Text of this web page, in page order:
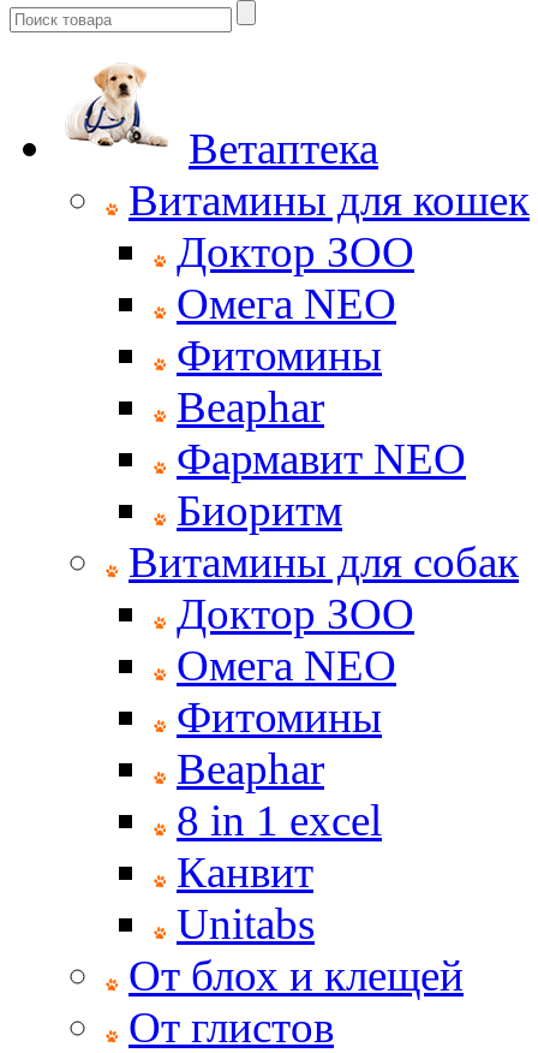
Ветаптека
Витамины для кошек
Доктор ЗОО
Омега NEO
Фитомины
Beaphar
Фармавит NEO
Биоритм
Витамины для собак
Доктор ЗОО
Омега NEO
Фитомины
Beaphar
8 in 1 excel
Канвит
Unitabs
От блох и клещей
От глистов